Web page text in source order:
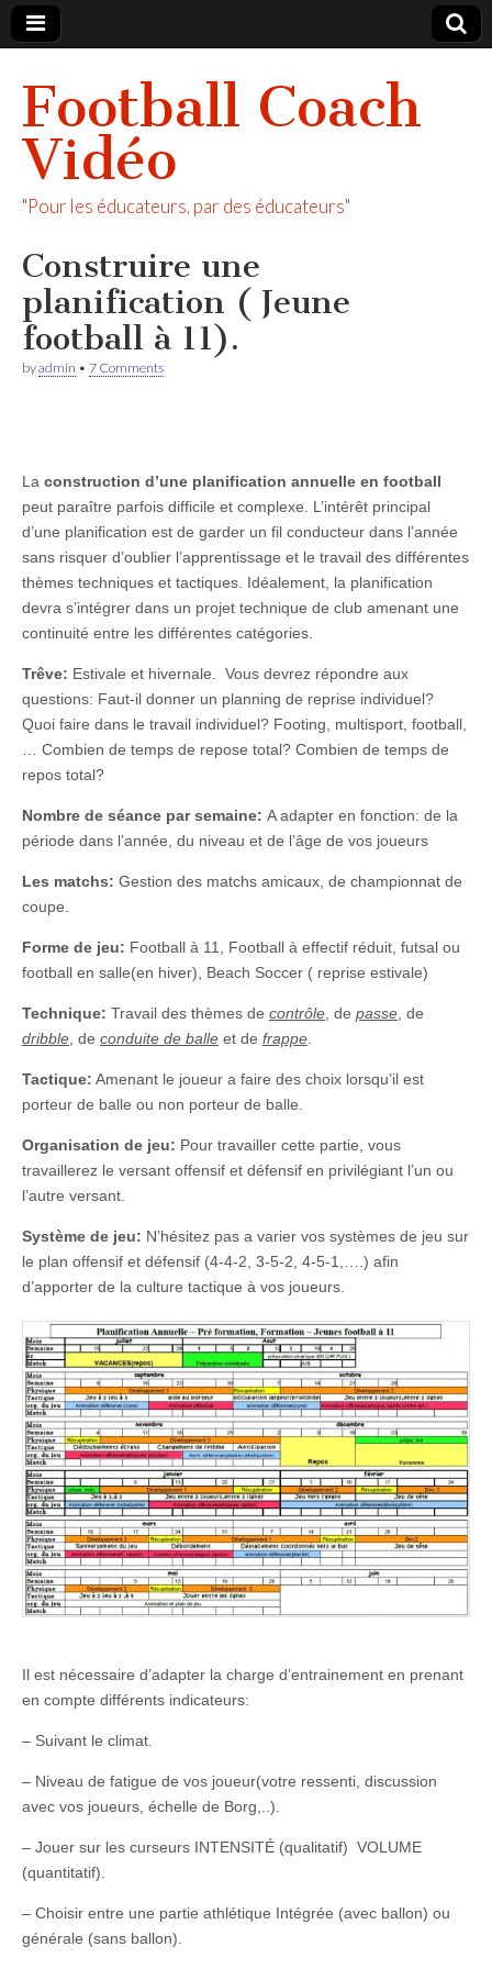
Football Coach
Vidéo
"Pour les éducateurs, par des éducateurs"
Construire une
planification ( Jeune
football à 11).
byadmin • 7 Comments
La construction d’une planification annuelle en football
peut paraître parfois difficile et complexe. L’intérêt principal
d’une planification est de garder un fil conducteur dans l’année
sans risquer d’oublier l’apprentissage et le travail des différentes
thèmes techniques et tactiques. Idéalement, la planification
devra s’intégrer dans un projet technique de club amenant une
continuité entre les différentes catégories.
Trêve: Estivale et hivernale. Vous devrez répondre aux
questions: Faut-il donner un planning de reprise individuel?
Quoi faire dans le travail individuel? Footing, multisport, football,
… Combien de temps de repose total? Combien de temps de
repos total?
Nombre de séance par semaine: A adapter en fonction: de la
période dans l’année, du niveau et de l’âge de vos joueurs
Les matchs: Gestion des matchs amicaux, de championnat de
coupe.
Forme de jeu: Football à 11, Football à effectif réduit, futsal ou
football en salle(en hiver), Beach Soccer ( reprise estivale)
Technique: Travail des thèmes de contrôle , de passe , de
dribble , de conduite de balle et de frappe
Tactique: Amenant le joueur a faire des choix lorsqu’il est
porteur de balle ou non porteur de balle.
Organisation de jeu: Pour travailler cette partie, vous
travaillerez le versant offensif et défensif en privilégiant l’un ou
l’autre versant.
Système de jeu: N’hésitez pas a varier vos systèmes de jeu sur
le plan offensif et défensif (4-4-2, 3-5-2, 4-5-1,….) afin
d’apporter de la culture tactique à vos joueurs.
Il est nécessaire d’adapter la charge d’entrainement en prenant
en compte différents indicateurs:
– Suivant le climat.
– Niveau de fatigue de vos joueur(votre ressenti, discussion
avec vos joueurs, échelle de Borg,..).
– Jouer sur les curseurs INTENSITÉ (qualitatif) VOLUME
(quantitatif).
– Choisir entre une partie athlétique Intégrée (avec ballon) ou
générale (sans ballon).